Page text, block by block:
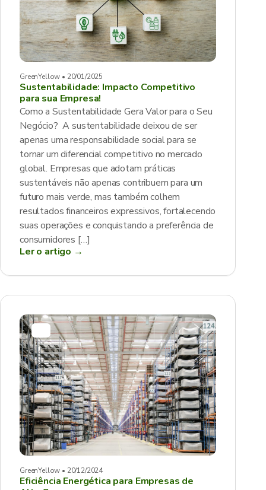
GreenYellow • 20/01/2025
Sustentabilidade: Impacto Competitivo
para sua Empresa!
Como a Sustentabilidade Gera Valor para o Seu
Negócio? A sustentabilidade deixou de ser
apenas uma responsabilidade social para se
tornar um diferencial competitivo no mercado
global. Empresas que adotam práticas
sustentáveis não apenas contribuem para um
futuro mais verde, mas também colhem
resultados financeiros expressivos, fortalecendo
suas operações e conquistando a preferência de
consumidores […]
Ler o artigo →
GreenYellow • 20/12/2024
Eficiência Energética para Empresas de